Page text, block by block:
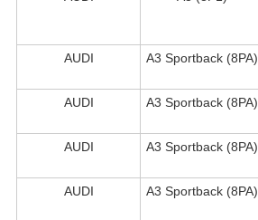
AUDI
A3 Sportback (8PA)
AUDI
A3 Sportback (8PA)
AUDI
A3 Sportback (8PA)
AUDI
A3 Sportback (8PA)